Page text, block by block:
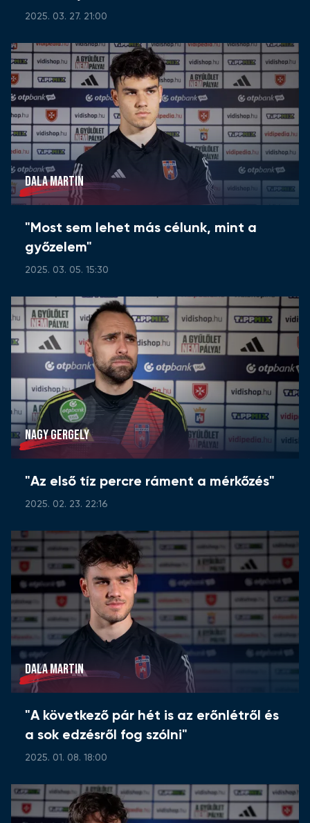
2025. 03. 27. 21:00
DALA MARTIN
"Most sem lehet más célunk, mint a
győzelem"
2025. 03. 05. 15:30
NAGY GERGELY
"Az első tíz percre ráment a mérkőzés"
2025. 02. 23. 22:16
DALA MARTIN
"A következő pár hét is az erőnlétről és
a sok edzésről fog szólni"
2025. 01. 08. 18:00